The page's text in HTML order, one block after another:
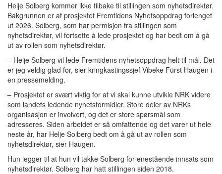
Helje Solberg kommer ikke tilbake til stillingen som nyhetsdirektør.
Bakgrunnen er at prosjektet Fremtidens Nyhetsoppdrag forlenget
ut 2026. Solberg, som har permisjon fra stillingen som
nyhetsdirektør, vil fortsette å lede prosjektet og har bedt om å gå
ut av rollen som nyhetsdirektør.
– Helje Solberg vil lede Fremtidens nyhetsoppdrag helt til mål. Det
er jeg veldig glad for, sier kringkastingssjef Vibeke Fürst Haugen i
en pressemelding.
– Prosjektet er svært viktig for at vi skal kunne utvikle NRK videre
som landets ledende nyhetsformidler. Store deler av NRKs
organisasjon er involvert, og det er store spørsmål som
adresseres. Siden arbeidet er så omfattende og det varer ut hele
neste år, har Helje Solberg bedt om å gå ut av rollen som
nyhetsdirektør, sier Haugen.
Hun legger til at hun vil takke Solberg for enestående innsats som
nyhetsdirektør. Solberg har hatt stillingen siden 2018.